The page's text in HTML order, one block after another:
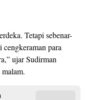
Tetapi sebenar-
para
ujar Sudirman